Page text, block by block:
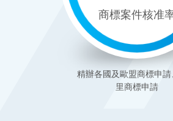
商標案件核准
精辦各國及歐盟商標申
里商標申請